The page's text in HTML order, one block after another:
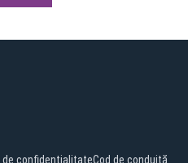
de confidențialitateCod de conduită